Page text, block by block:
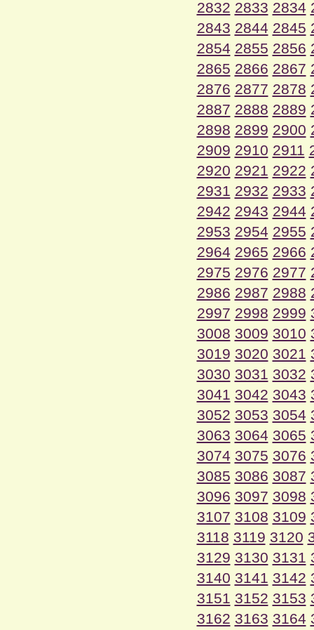
2832 2833 2834
2843 2844 2845
2854 2855 2856
2865 2866 2867
2876 2877 2878
2887 2888 2889
2898 2899 2900
2909 2910 2911
2920 2921 2922
2931 2932 2933
2942 2943 2944
2953 2954 2955
2964 2965 2966
2975 2976 2977
2986 2987 2988
2997 2998 2999
3008 3009 3010
3019 3020 3021
3030 3031 3032
3041 3042 3043
3052 3053 3054
3063 3064 3065
3074 3075 3076
3085 3086 3087
3096 3097 3098
3107 3108 3109
3118 3119 3120
3129 3130 3131
3140 3141 3142
3151 3152 3153
3162 3163 3164